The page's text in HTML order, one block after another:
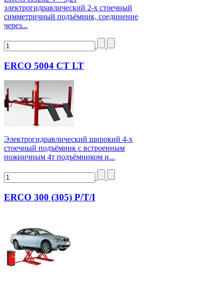
электрогидравлический 2-х стоечный
симметричный подъёмник, соединение
через...
ERCO 5004 CT LT
Электрогидравлический широкий 4-х
стоечный подъёмник с встроенным
ножничным 4т подъёмником и...
ERCO 300 (305) P/T/I